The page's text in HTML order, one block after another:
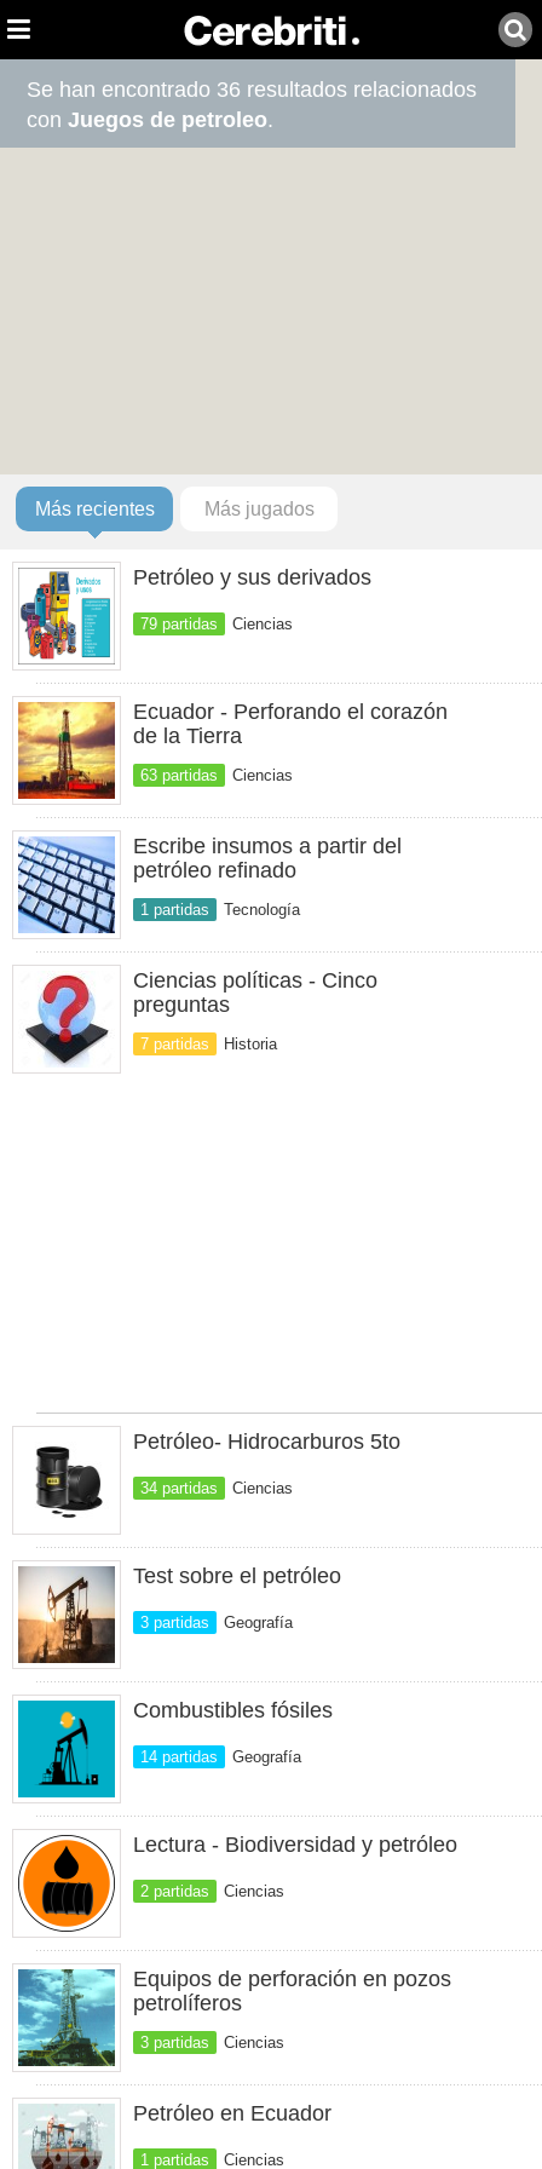
Se han encontrado 36 resultados relacionados
conJuegos de petroleo.
Más recientes Más jugados
Petróleo y sus derivados
79 partidas Ciencias
Ecuador - Perforando el corazón
de la Tierra
63 partidas Ciencias
Escribe insumos a partir del
petróleo refinado
1 partidas Tecnología
Ciencias políticas - Cinco
preguntas
7 partidas Historia
Petróleo- Hidrocarburos 5to
34 partidas Ciencias
Test sobre el petróleo
3 partidas Geografía
Combustibles fósiles
14 partidas Geografía
Lectura - Biodiversidad y petróleo
2 partidas Ciencias
Equipos de perforación en pozos
petrolíferos
3 partidas Ciencias
Petróleo en Ecuador
1 partidas Ciencias